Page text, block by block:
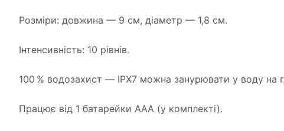
Розміри: довжина — 9 см, діаметр — 1,8 см.
Інтенсивність: 10 рівнів.
100 % водозахист — IPX7 можна занурювати у воду на
Працює від 1 батарейки ААА (у комплекті).